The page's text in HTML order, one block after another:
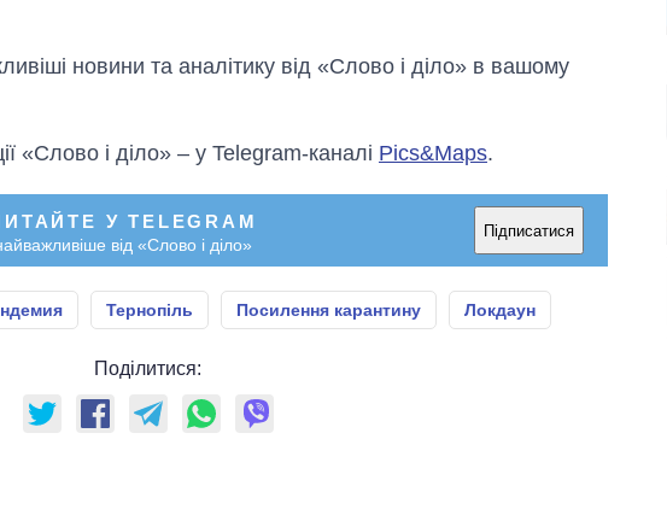
новини та аналітику від «Слово і діло» в вашому
«Слово і діло» – у Telegram-каналі Pics&Maps.
У TELEGRAM
від «Слово і діло»
Підписатися
Тернопіль Посилення карантину Локдаун
Поділитися: